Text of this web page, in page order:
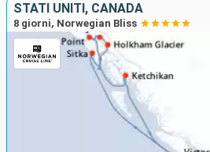
STATI UNITI, CANADA
8 giorni, Norwegian Bliss